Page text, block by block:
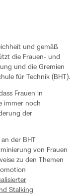
und gemäß
die Frauen- und
und die Gremien
für Technik (BHT).
Frauen in
immer noch
der
der BHT
von Frauen
zu den Themen
Stalking